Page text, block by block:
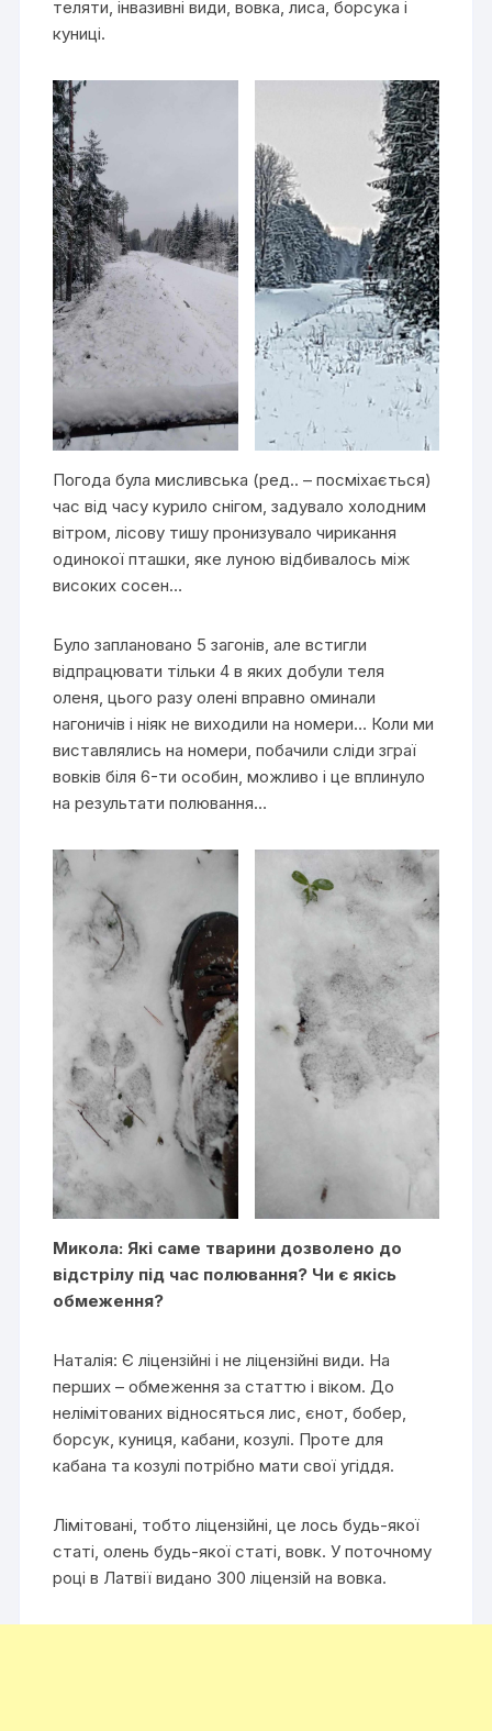
теляти, інвазивні види, вовка, лиса, борсука і
куниці.
Погода була мисливська (ред.. – посміхається)
час від часу курило снігом, задувало холодним
вітром, лісову тишу пронизувало чирикання
одинокої пташки, яке луною відбивалось між
високих сосен…
Було заплановано 5 загонів, але встигли
відпрацювати тільки 4 в яких добули теля
оленя, цього разу олені вправно оминали
нагоничів і ніяк не виходили на номери… Коли ми
виставлялись на номери, побачили сліди зграї
вовків біля 6-ти особин, можливо і це вплинуло
на результати полювання…
Микола: Які саме тварини дозволено до
відстрілу під час полювання? Чи є якісь
обмеження?
Наталія: Є ліцензійні і не ліцензійні види. На
перших – обмеження за статтю і віком. До
нелімітованих відносяться лис, єнот, бобер,
борсук, куниця, кабани, козулі. Проте для
кабана та козулі потрібно мати свої угіддя.
Лімітовані, тобто ліцензійні, це лось будь-якої
статі, олень будь-якої статі, вовк. У поточному
році в Латвії видано 300 ліцензій на вовка.